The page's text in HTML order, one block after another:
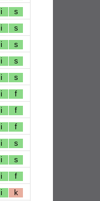
i s
i s
i s
i s
i s
i f
i f
i f
i s
i s
i f
i k